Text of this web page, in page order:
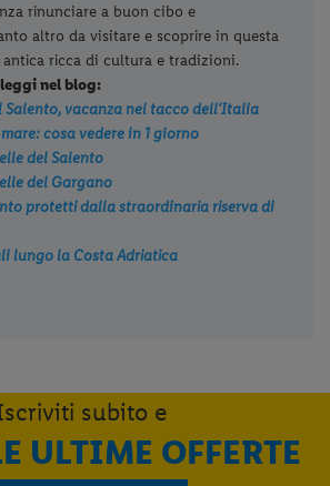
rinunciare a buon cibo e
altro da visitare e scoprire in questa
antica ricca di cultura e tradizioni.
nel blog:
Salento, vacanza nel tacco dell'Italia
cosa vedere in 1 giorno
del Salento
del Gargano
protetti dalla straordinaria riserva di
lungo la Costa Adriatica
subito e
ULTIME OFFERTE